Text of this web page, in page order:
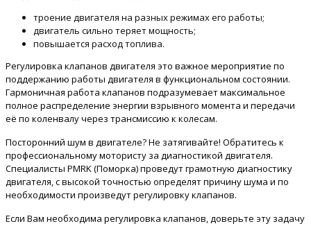
троение двигателя на разных режимах его работы;
двигатель сильно теряет мощность;
повышается расход топлива.
Регулировка клапанов двигателя это важное мероприятие по
поддержанию работы двигателя в функциональном состоянии.
Гармоничная работа клапанов подразумевает максимальное
полное распределение энергии взрывного момента и передачи
её по коленвалу через трансмиссию к колесам.
Посторонний шум в двигателе? Не затягивайте! Обратитесь к
профессиональному мотористу за диагностикой двигателя.
Специалисты PMRK (Поморка) проведут грамотную диагностику
двигателя, с высокой точностью определят причину шума и по
необходимости произведут регулировку клапанов.
Если Вам необходима регулировка клапанов, доверьте эту задачу